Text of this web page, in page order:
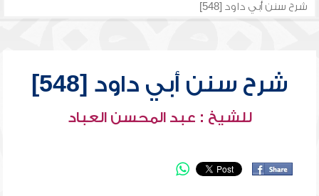
شرح سنن أبي داود [548]
شرح سنن أبي داود [548]
للشيخ : عبد المحسن العباد